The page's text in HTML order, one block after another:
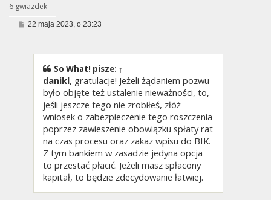
6 gwiazdek
P22 maja 2023, o 23:23
So What! pisze: ↑
danikl, gratulacje! Jeżeli żądaniem pozwu
było objęte też ustalenie nieważności, to,
jeśli jeszcze tego nie zrobiłeś, złóż
wniosek o zabezpieczenie tego roszczenia
poprzez zawieszenie obowiązku spłaty rat
na czas procesu oraz zakaz wpisu do BIK.
Z tym bankiem w zasadzie jedyna opcja
to przestać płacić. Jeżeli masz spłacony
kapitał, to będzie zdecydowanie łatwiej.